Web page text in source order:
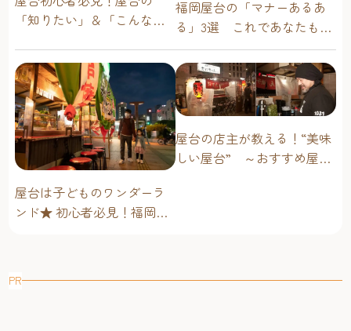
の銘柄からウイスキーを選べるハイボールなど、充実のド
リンク類も魅力的です。 大正浪漫の香り漂う店内
❖天井桟敷住所：福岡市東区馬出5-35-15TEL：092-651-1688
営業時間：16：00～24：00 ※水曜日17:00～、日曜日14:00～
23:00(L.O.22:00)定休日：火曜日
https://www.tenjousajiki.com/
昼は茶房で名物甘味、夜は酒房でこだわりビールに舌鼓筥
崎 鳩太郎商店（はこざき きゅうたろうしょうてん）
全11種類のクラフトビールや世界のビールが揃う
筥崎宮から徒歩1分の場所にある古民家づくりのビアバー。
国内外のクラフトビールが樽生で10種類以上そろい、飲み
作るチーズリゾットも格別です。
「知りたい」＆「こんな時
問に答えます！
福岡屋台の「マナーあるあ
る」3選 これであなたも屋
台通！
屋台は子どものワンダーラ
ンド★ 初心者必見！福岡博
屋台の店主が教える！“美味
しい屋台” ～おすすめ屋台
PR